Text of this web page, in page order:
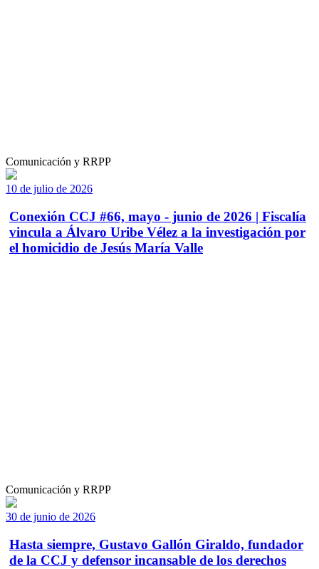
Comunicación y RRPP
10 de julio de 2026
Conexión CCJ #66, mayo - junio de 2026 | Fiscalía
vincula a Álvaro Uribe Vélez a la investigación por
el homicidio de Jesús María Valle
Comunicación y RRPP
30 de junio de 2026
Hasta siempre, Gustavo Gallón Giraldo, fundador
de la CCJ y defensor incansable de los derechos